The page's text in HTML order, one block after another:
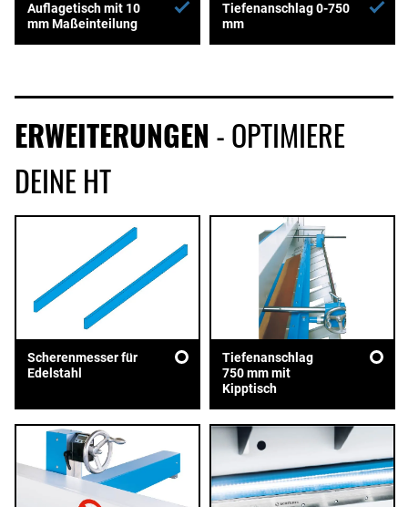
Auflagetisch mit 10
mm Maßeinteilung
Tiefenanschlag 0-750
mm
ERWEITERUNGEN - OPTIMIERE
DEINE HT
Scherenmesser für
Edelstahl
Tiefenanschlag
750 mm mit
Kipptisch